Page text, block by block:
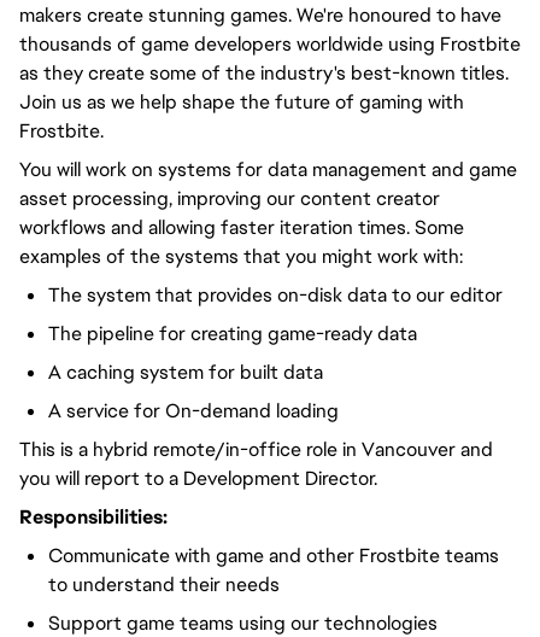
makers create stunning games. We're honoured to have
thousands of game developers worldwide using Frostbite
as they create some of the industry's best-known titles.
Join us as we help shape the future of gaming with
Frostbite.
You will work on systems for data management and game
asset processing, improving our content creator
workflows and allowing faster iteration times. Some
examples of the systems that you might work with:
The system that provides on-disk data to our editor
The pipeline for creating game-ready data
A caching system for built data
A service for On-demand loading
This is a hybrid remote/in-office role in Vancouver and
you will report to a Development Director.
Responsibilities:
Communicate with game and other Frostbite teams
to understand their needs
Support game teams using our technologies